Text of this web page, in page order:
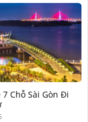
7 Chỗ Sài Gòn Đi